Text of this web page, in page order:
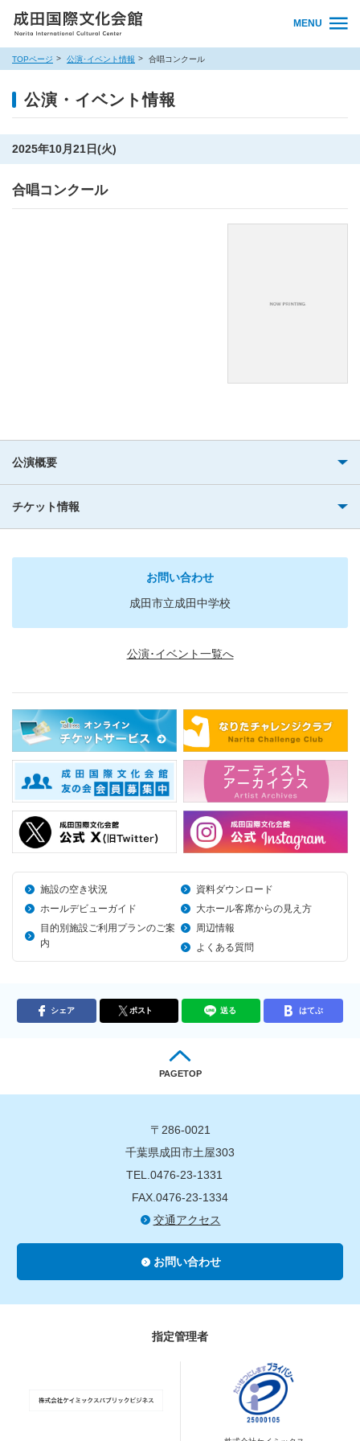
MENU
TOPページ 公演･イベント情報 合唱コンクール
公演・イベント情報
2025年10月21日(火)
合唱コンクール
公演概要
チケット情報
お問い合わせ
成田市立成田中学校
公演･イベント一覧へ
施設の空き状況
資料ダウンロード
ホールデビューガイド
大ホール客席からの見え方
目的別施設ご利用プランのご案
内
周辺情報
よくある質問
シェア ポスト 送る はてぶ
PAGETOP
〒286-0021
千葉県成田市土屋303
TEL.0476-23-1331
FAX.0476-23-1334
交通アクセス
お問い合わせ
指定管理者